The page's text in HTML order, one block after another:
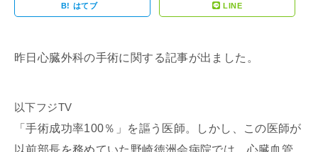
B! はてブ LINE
昨日心臓外科の手術に関する記事が出ました。
以下フジTV
「手術成功率100％」を謳う医師。しかし、この医師が